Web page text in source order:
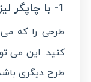
1- با چاپگر لیزری طرحی را چاپ کنید.
طرحی را که
کنید. این می
طرح دیگری